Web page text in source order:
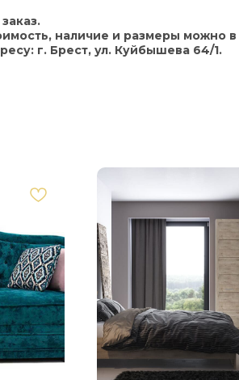
наличие и размеры можно в
г. Брест, ул. Куйбышева 64/1.